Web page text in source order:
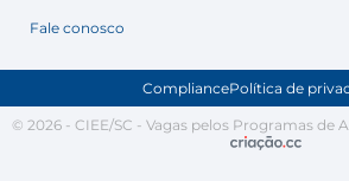
Fale conosco
CompliancePolítica de
© 2026 - CIEE/SC - Vagas pelos Programas de